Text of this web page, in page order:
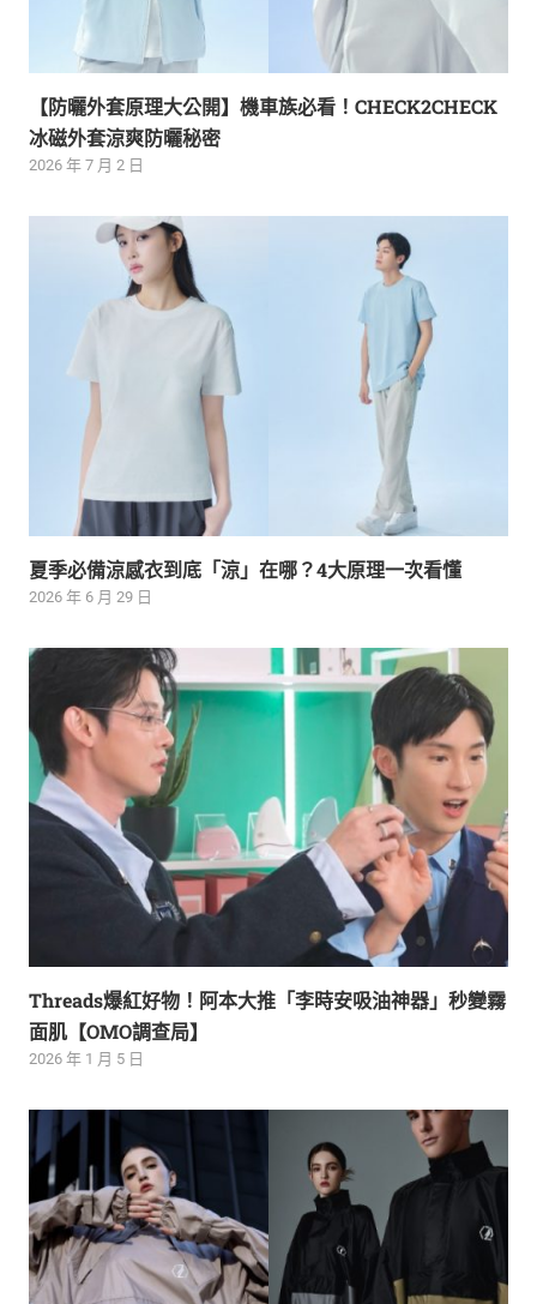
【防曬外套原理大公開】機車族必看！CHECK2CHECK
冰磁外套涼爽防曬秘密
2026 年 7 月 2 日
夏季必備涼感衣到底「涼」在哪？4大原理一次看懂
2026 年 6 月 29 日
Threads爆紅好物！阿本大推「李時安吸油神器」秒變霧
面肌【OMO調查局】
2026 年 1 月 5 日